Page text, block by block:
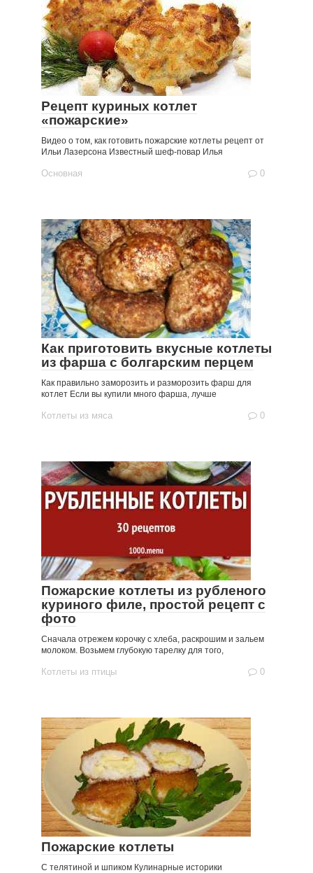
Рецепт куриных котлет
«пожарские»
Видео о том, как готовить пожарские котлеты рецепт от
Ильи Лазерсона Известный шеф-повар Илья
Основная 0
Как приготовить вкусные котлеты
из фарша с болгарским перцем
Как правильно заморозить и разморозить фарш для
котлет Если вы купили много фарша, лучше
Котлеты из мяса 0
Пожарские котлеты из рубленого
куриного филе, простой рецепт с
фото
Сначала отрежем корочку с хлеба, раскрошим и зальем
молоком. Возьмем глубокую тарелку для того,
Котлеты из птицы 0
Пожарские котлеты
С телятиной и шпиком Кулинарные историки